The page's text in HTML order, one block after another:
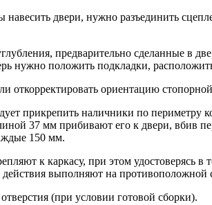
двери, нужно разъединить
предвари­тельно сделанные в
нужно положить подкладки,
откорректировать ориентацию
прикрепить налич­ники по периметру
37 мм прибивают его к двери, вбив
150 мм.
к каркасу, при этом удостоверясь
выполняют на противоположной
(при условии готовой сборки).